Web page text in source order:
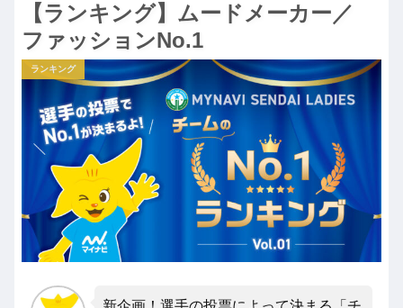
【ランキング】ムードメーカー／
ファッションNo.1
ランキング